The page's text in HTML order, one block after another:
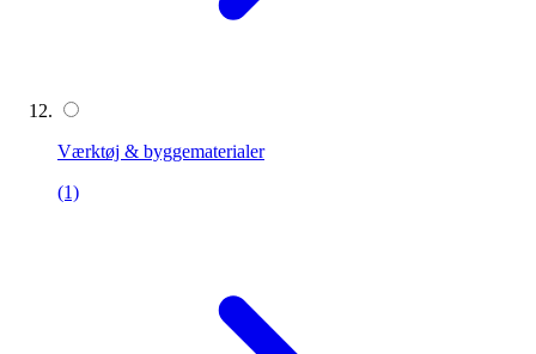
Værktøj & byggematerialer
(1)